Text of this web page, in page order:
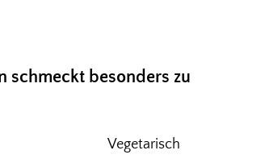
schmeckt besonders zu
Vegetarisch